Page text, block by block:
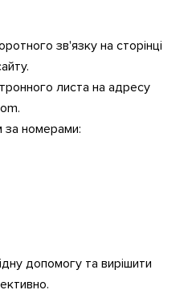
зв'язку на сторінці
листа на адресу
номерами:
допомогу та вирішити